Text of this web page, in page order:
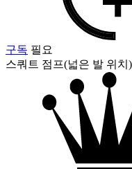
구독 필요
스쿼트 점프(넓은 발 위치)